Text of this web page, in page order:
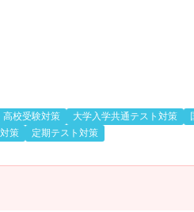
高校受験対策 大学入学共通テスト対策
策 定期テスト対策